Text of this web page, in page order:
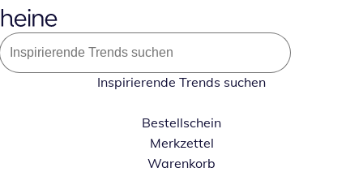
Inspirierende Trends suchen
Bestellschein
Merkzettel
Warenkorb